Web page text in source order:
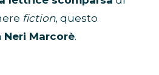
fiction, questo
Neri Marcorè.